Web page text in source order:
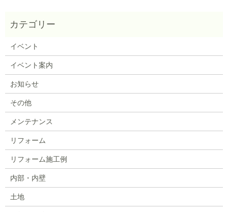
イベント
イベント案内
お知らせ
その他
メンテナンス
リフォーム
リフォーム施工例
内部・内壁
土地